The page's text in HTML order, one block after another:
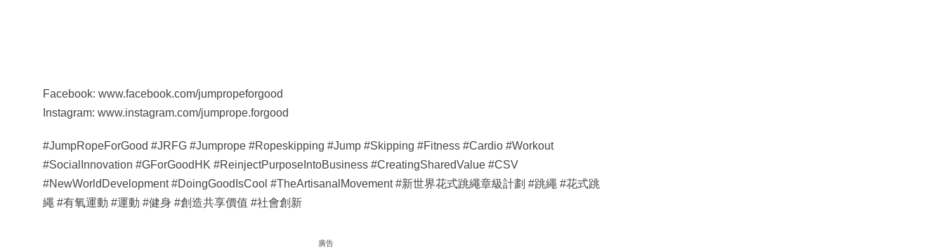
Facebook: www.facebook.com/jumpropeforgood
Instagram: www.instagram.com/jumprope.forgood
#JumpRopeForGood #JRFG #Jumprope #Ropeskipping #Jump #Skipping #Fitness #Cardio #Workout
#SocialInnovation #GForGoodHK #ReinjectPurposeIntoBusiness #CreatingSharedValue #CSV
#NewWorldDevelopment #DoingGoodIsCool #TheArtisanalMovement #新世界花式跳繩章級計劃 #跳繩 #花式跳
繩 #有氧運動 #運動 #健身 #創造共享價值 #社會創新
廣告